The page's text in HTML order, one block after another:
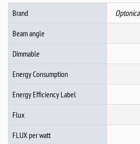
количина
Brand Optonica
Beam angle
Dimmable
Energy Consumption
Energy Efficiency Label
Flux
FLUX per watt